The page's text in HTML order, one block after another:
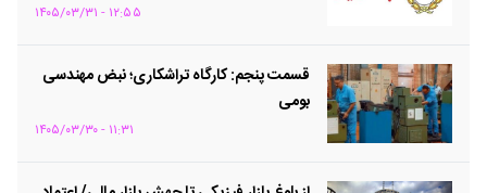
۱۲:۵۵ - ۱۴۰۵/۰۳/۳۱
قسمت پنجم: کارگاه تراشکاری؛ نبض مهندسی
بومی
۱۱:۳۱ - ۱۴۰۵/۰۳/۳۰